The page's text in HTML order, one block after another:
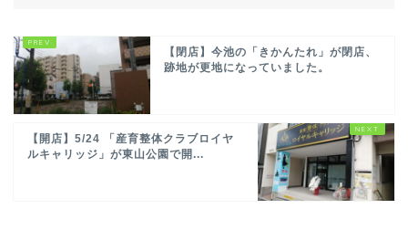
【閉店】今池の「きかんたれ」が閉店、
跡地が更地になっていました。
【開店】5/24 「産育整体クラブロイヤ
ルキャリッジ」が東山公園で開...